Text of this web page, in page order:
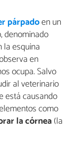
párpadoen un
denominado
la esquina
en
ocupa. Salvo
al veterinario
está causando
como
lacórnea(la